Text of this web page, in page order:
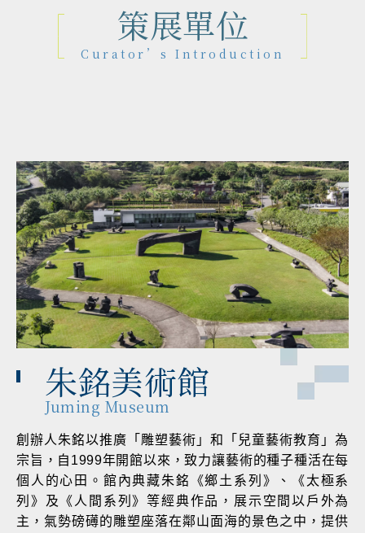
策展單位
Curator’s Introduction
朱銘美術館
Juming Museum
創辦人朱銘以推廣「雕塑藝術」和「兒童藝術教育」為
宗旨，自1999年開館以來，致力讓藝術的種子種活在每
個人的心田。館內典藏朱銘《鄉土系列》、《太極系
列》及《人間系列》等經典作品，展示空間以戶外為
主，氣勢磅礡的雕塑座落在鄰山面海的景色之中，提供